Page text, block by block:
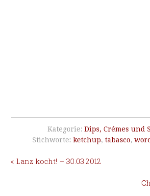
Kategorie: Dips, Crémes und
Stichworte: ketchup, tabasco,
« Lanz kocht! – 30.03.2012